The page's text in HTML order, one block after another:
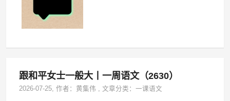
跟和平女士一般大丨一周语文（2630）
2026-07-25, 作者：黄集伟 ,文章分类：一课语文